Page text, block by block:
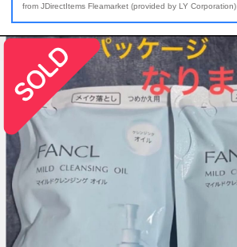
from JDirectItems Fleamarket (provided by LY Corporation)